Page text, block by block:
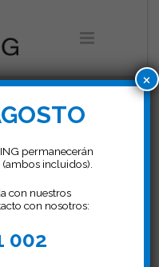
de
permanecerán
(ambos incluidos).
con nuestros
con nosotros:
002
×